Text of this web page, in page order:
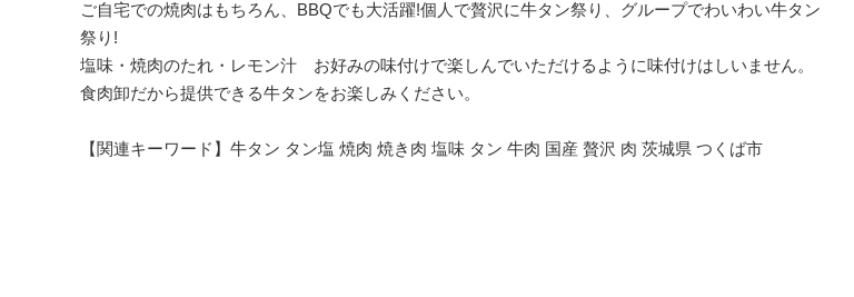
ご自宅での焼肉はもちろん、BBQでも大活躍!個人で贅沢に牛タン祭り、グループでわいわい牛タン
祭り!
塩味・焼肉のたれ・レモン汁 お好みの味付けで楽しんでいただけるように味付けはしいません。
食肉卸だから提供できる牛タンをお楽しみください。
【関連キーワード】牛タン タン塩 焼肉 焼き肉 塩味 タン 牛肉 国産 贅沢 肉 茨城県 つくば市